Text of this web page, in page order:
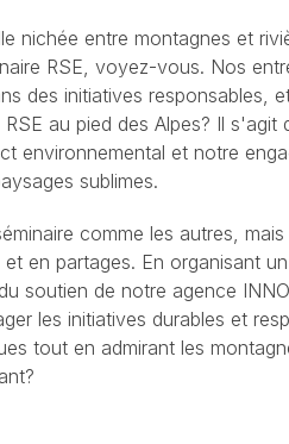
nichée entre montagnes et
RSE, voyez-vous. Nos
des initiatives responsables,
au pied des Alpes? Il s'agit
environnemental et notre
sublimes.
comme les autres,
en partages. En organisant
soutien de notre agence
les initiatives durables et
tout en admirant les